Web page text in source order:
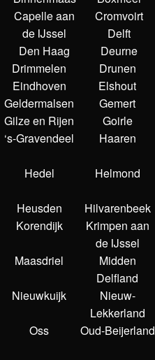
Capelle aan
de IJssel
Cromvoirt
Delft
Den Haag
Deurne
Drimmelen
Drunen
Eindhoven
Elshout
Geldermalsen
Gemert
Gilze en Rijen
Goirle
‘s-Gravendeel
Haaren
Hedel
Helmond
Heusden
Hilvarenbeek
Korendijk
Krimpen aan
de IJssel
Maasdriel
Midden
Delfland
Nieuwkuijk
Nieuw-
Lekkerland
Oss
Oud-Beijerland